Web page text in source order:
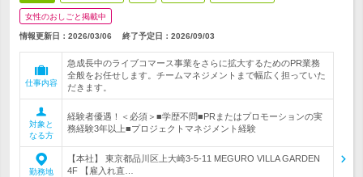
女性のおしごと掲載中
情報更新日：2026/03/06 終了予定日： 2026/09/03
仕事内容
急成長中のライブコマース事業をさらに拡大するためのPR業務
全般をお任せします。チームマネジメントまで幅広く担っていた
だきます。
対象と
なる方
経験者優遇！＜必須＞■学歴不問■PRまたはプロモーションの実
務経験3年以上■プロジェクトマネジメント経験
勤務地
【本社】 東京都品川区上大崎3-5-11 MEGURO VILLA GARDEN
4F 【雇入れ直…